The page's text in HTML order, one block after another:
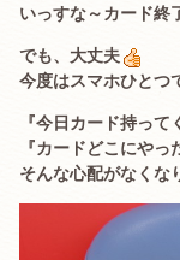
いっすな～カード終
でも、大丈夫
今度はスマホひとつ
『今日カード持って
『カードどこにやっ
そんな心配がなくな